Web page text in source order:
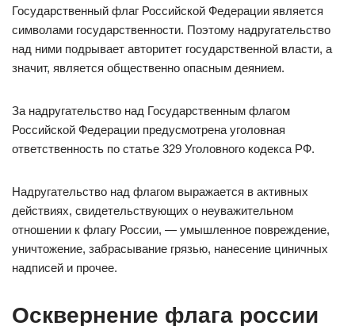
Государственный флаг Российской Федерации является
символами государственности. Поэтому надругательство
над ними подрывает авторитет государственной власти, а
значит, является общественно опасным деянием.
За надругательство над Государственным флагом
Российской Федерации предусмотрена уголовная
ответственность по статье 329 Уголовного кодекса РФ.
Надругательство над флагом выражается в активных
действиях, свидетельствующих о неуважительном
отношении к флагу России, — умышленное повреждение,
уничтожение, забрасывание грязью, нанесение циничных
надписей и прочее.
Осквернение флага россии